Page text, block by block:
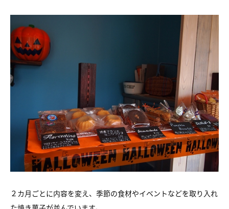
２カ月ごとに内容を変え、季節の食材やイベントなどを取り入れ